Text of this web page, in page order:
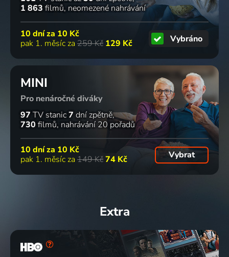
1 863 filmů neomezené nahrávání
10 dní za 10 Kč
pak 1. měsíc za 259 Kč 129 Kč Vybráno
MINI
Pro nenáročné diváky
97 TV stanic7 dní zpětně
730 filmů nahrávání 20 pořadů
10 dní za 10 Kč
pak 1. měsíc za 149 Kč74 Kč Vybrat
Extra